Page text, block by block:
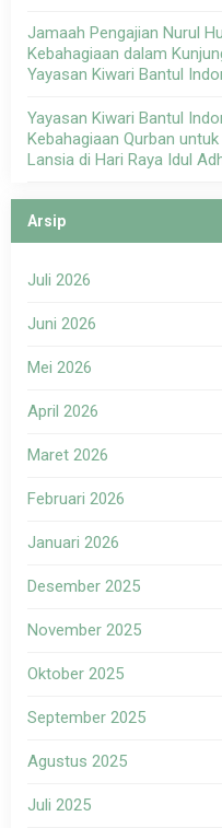
Jamaah Pengajian Nurul
Kebahagiaan dalam
Yayasan Kiwari Bantul
Yayasan Kiwari Bantul
Kebahagiaan Qurban
Lansia di Hari Raya Idul
Arsip
Juli 2026
Juni 2026
Mei 2026
April 2026
Maret 2026
Februari 2026
Januari 2026
Desember 2025
November 2025
Oktober 2025
September 2025
Agustus 2025
Juli 2025